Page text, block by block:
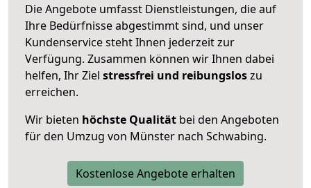
Die Angebote umfasst Dienstleistungen, die auf
Ihre Bedürfnisse abgestimmt sind, und unser
Kundenservice steht Ihnen jederzeit zur
Verfügung. Zusammen können wir Ihnen dabei
helfen, Ihr Ziel stressfrei und reibungsloszu
erreichen.
Wir bieten höchste Qualität bei den Angeboten
für den Umzug von Münster nach Schwabing.
Kostenlose Angebote erhalten